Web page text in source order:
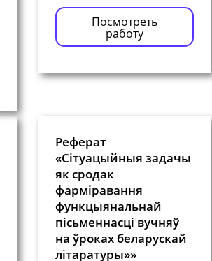
Посмотреть
работу
Реферат
«Сітуацыйныя задачы
як сродак
фарміравання
функцыянальнай
пісьменнасці вучняў
на ўроках беларускай
літаратуры»»